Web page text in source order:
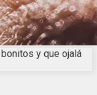
y que ojalá